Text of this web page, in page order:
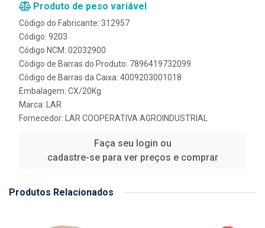
Produto de peso variável
Código do Fabricante: 312957
Código: 9203
Código NCM: 02032900
Código de Barras do Produto: 7896419732099
Código de Barras da Caixa: 4009203001018
Embalagem: CX/20Kg
Marca: LAR
Fornecedor: LAR COOPERATIVA AGROINDUSTRIAL
Faça seu login ou
cadastre-se para ver preços e comprar
Produtos Relacionados